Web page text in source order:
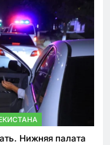
Нижняя палата